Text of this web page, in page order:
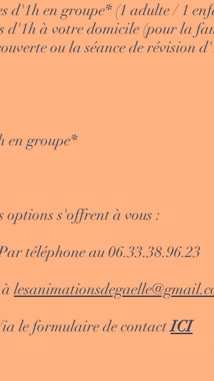
en groupe* (1 adulte / 1
à votre domicile (pour la
ou la séance de révision
groupe*
options s'offrent à vous :
06.33.38.96.23
de contactICI